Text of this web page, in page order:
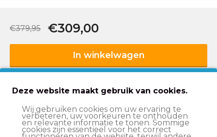
€309,00
€379,95
In winkelwagen
Op werkdagen voor 15:00 besteld, volgende werkdag
Let op:op vrijdag voor 11:00 uur besteld = volgende
werkdag in huis
Deze website maakt gebruik van cookies.
Wij gebruiken cookies om uw ervaring te
verbeteren, uw voorkeuren te onthouden
en relevante informatie te tonen. Sommige
cookies zijn essentieel voor het correct